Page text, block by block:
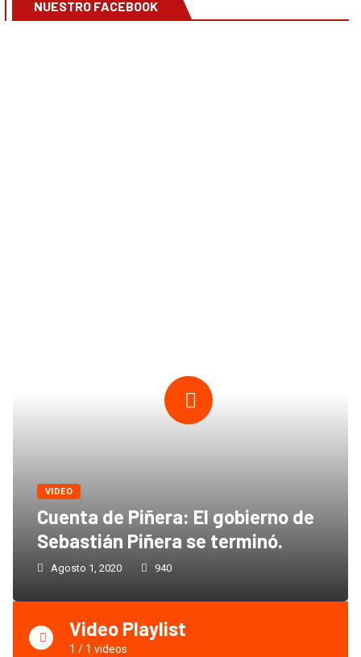
NUESTRO FACEBOOK
VIDEO
Cuenta de Piñera: El gobierno de
Sebastián Piñera se terminó.
Agosto 1, 2020 940
Video Playlist
1 / 1 videos